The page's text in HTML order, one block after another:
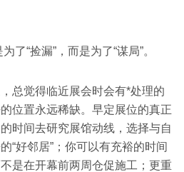
了“捡漏”，而是为了“谋局”。
总觉得临近展会时会有*处理的
位置永远稀缺。早定展位的真正
时间去研究展馆动线，选择与自
“好邻居”；你可以有充裕的时间
是在开幕前两周仓促施工；更重